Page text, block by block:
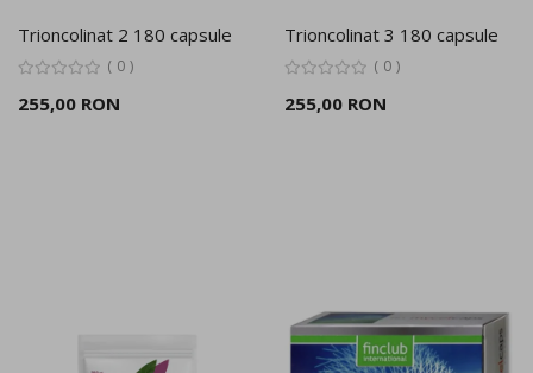
Trioncolinat 2 180 capsule
0
255,00 RON
Trioncolinat 3 180 capsule
0
255,00 RON